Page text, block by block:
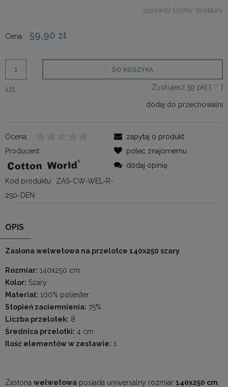
sprawdź formy dostawy
Cena: 59,90 zł
szt.
DO KOSZYKA
Zyskujesz 59 pkt [ ? ]
dodaj do przechowalni
Ocena:
Producent:
Kod produktu: ZAS-CW-WEL-R-
250-DEN
zapytaj o produkt
poleć znajomemu
dodaj opinię
OPIS
Zasłona welwetowa na przelotce 140x250 szary
Rozmiar: 140x250 cm
Kolor: Szary
Materiał: 100% poliester
Stopień zaciemnienia: 75%
Liczba przelotek: 8
Średnica przelotki: 4 cm
Ilość elementów w zestawie: 1
Zasłona welwetowa posiada uniwersalny rozmiar 140x250 cm